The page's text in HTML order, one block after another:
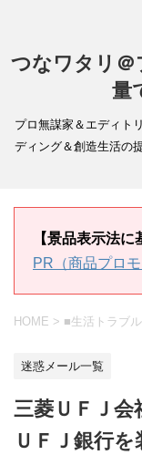
つなワタリ＠
量
プロ無謀家＆エディト
ディング＆創造生活の
【景品表示法に
PR（商品プロ
HOME > ■生活トラブル
迷惑メール一覧
三菱ＵＦＪ会
ＵＦＪ銀行